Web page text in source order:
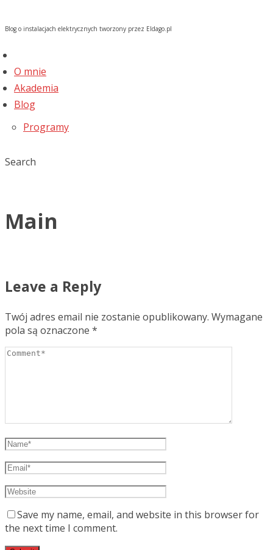
Blog o instalacjach elektrycznych tworzony przez Eldago.pl
O mnie
Akademia
Blog
Programy
Search
Main
Leave a Reply
Twój adres email nie zostanie opublikowany. Wymagane
pola są oznaczone *
Save my name, email, and website in this browser for
the next time I comment.